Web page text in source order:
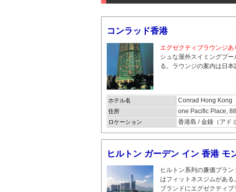
コンラッド香港
エグゼクティブラウンジあ
シュな屋外スイミングプー
る。 ラウンジの案内は日本
ホテル名 Conrad Hong Kong
住所 one Pacific Place,
ロケーション 香港島 / 金鐘（アド
ヒルトン ガーデン イン 香港 モ
ヒルトン系列の廉価ブラン
はフィットネスジムがある
ブランドにエグゼクティブ